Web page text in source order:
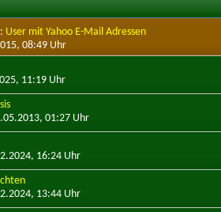
User mit Yahoo E-Mail Adressen
08:49 Uhr
11:19 Uhr
01:27 Uhr
16:24 Uhr
13:44 Uhr